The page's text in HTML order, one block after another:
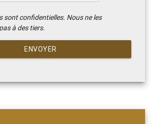
sont confidentielles. Nous ne les
à des tiers.
ENVOYER